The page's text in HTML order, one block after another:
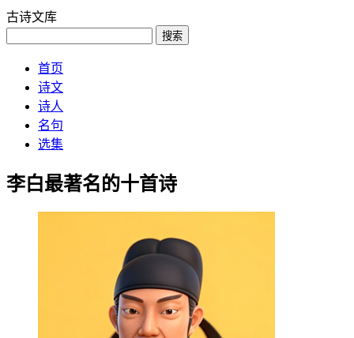
古诗文库
搜索
首页
诗文
诗人
名句
选集
李白最著名的十首诗